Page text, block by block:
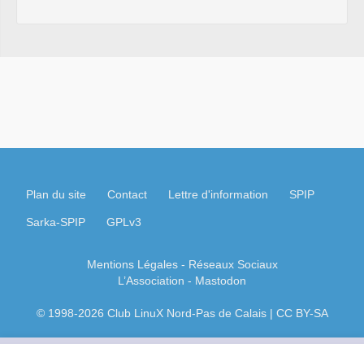
Plan du site Contact Lettre d'information SPIP
Sarka-SPIP GPLv3
Mentions Légales- Réseaux Sociaux
L’Association - Mastodon
© 1998-2026 Club LinuX Nord-Pas de Calais | CC BY-SA